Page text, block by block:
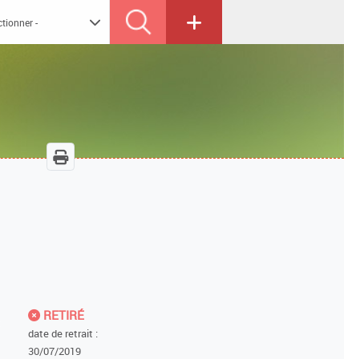
RETIRÉ
date de retrait :
30/07/2019